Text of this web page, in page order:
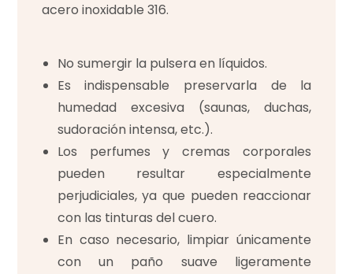
acero inoxidable 316.
No sumergir la pulsera en líquidos.
Es indispensable preservarla de la
humedad excesiva (saunas, duchas,
sudoración intensa, etc.).
Los perfumes y cremas corporales
pueden resultar especialmente
perjudiciales, ya que pueden reaccionar
con las tinturas del cuero.
En caso necesario, limpiar únicamente
con un paño suave ligeramente